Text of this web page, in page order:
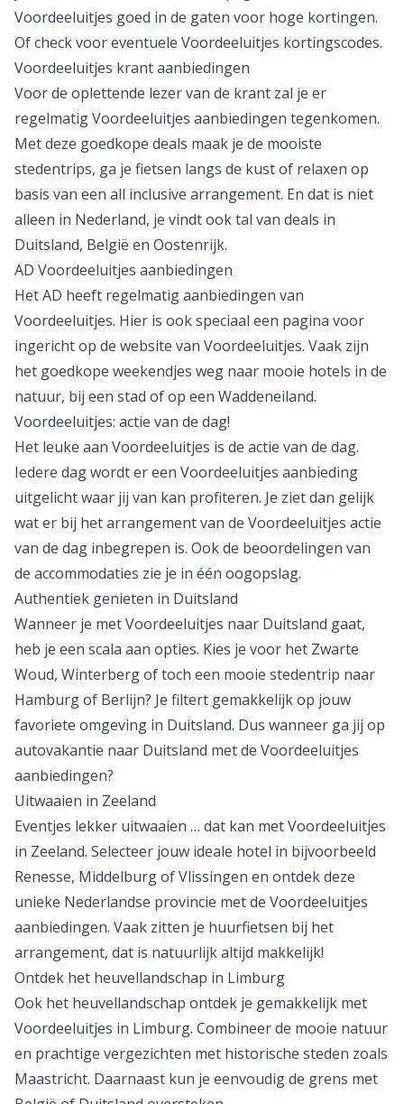
je dat los zou boeken. Houd de pagina’s van
Voordeeluitjes goed in de gaten voor hoge kortingen.
Voordeeluitjes kortingscodes
Voordeeluitjes krant aanbiedingen
Voor de oplettende lezer van de krant zal je er
regelmatig Voordeeluitjes aanbiedingen tegenkomen.
Met deze goedkope deals maak je de mooiste
stedentrips
, ga je fietsen langs de kust of relaxen op
arrangement. En dat is niet
, je vindt ook tal van deals in
België Oostenrijk
AD Voordeeluitjes aanbiedingen
Het AD heeft regelmatig aanbiedingen van
Voordeeluitjes. Hier is ook speciaal een pagina voor
ingericht op de website van Voordeeluitjes. Vaak zijn
goedkope weekendjes weg
natuur, bij een stad of op een Waddeneiland.
Voordeeluitjes: actie van de dag!
Het leuke aan Voordeeluitjes is de
actie van de dag
Iedere dag wordt er een Voordeeluitjes aanbieding
uitgelicht waar jij van kan profiteren. Je ziet dan gelijk
wat er bij het arrangement van de Voordeeluitjes actie
van de dag inbegrepen is. Ook de beoordelingen van
de accommodaties zie je in één oogopslag.
Authentiek genieten in Duitsland
Wanneer je met
Voordeeluitjes naar Duitsland
gaat,
heb je een scala aan opties. Kies je voor het Zwarte
Woud, Winterberg of toch een mooie
stedentrip
Hamburg of Berlijn? Je filtert gemakkelijk op jouw
favoriete omgeving in Duitsland. Dus wanneer ga jij op
naar Duitsland met de Voordeeluitjes
aanbiedingen?
Eventjes lekker uitwaaien … dat kan met
Voordeeluitjes
. Selecteer jouw ideale hotel in bijvoorbeeld
Renesse, Middelburg of Vlissingen en ontdek deze
unieke Nederlandse provincie met de Voordeeluitjes
aanbiedingen. Vaak zitten je huurfietsen bij het
arrangement, dat is natuurlijk altijd makkelijk!
Ontdek het heuvellandschap in Limburg
Ook het heuvellandschap ontdek je gemakkelijk met
Voordeeluitjes in Limburg
en prachtige vergezichten met historische steden zoals
Maastricht. Daarnaast kun je eenvoudig de grens met